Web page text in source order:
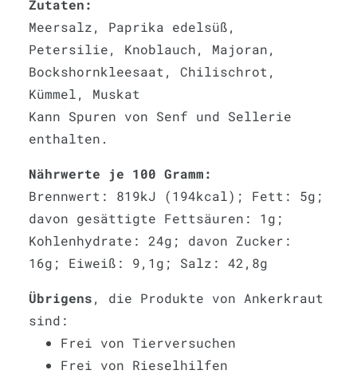
Zutaten:
Meersalz, Paprika edelsüß,
Petersilie, Knoblauch, Majoran,
Bockshornkleesaat, Chilischrot,
Kümmel, Muskat
Kann Spuren von Senf und Sellerie
enthalten.
Nährwerte je 100 Gramm:
Brennwert: 819kJ (194kcal); Fett: 5g;
davon gesättigte Fettsäuren: 1g;
Kohlenhydrate: 24g; davon Zucker:
16g; Eiweiß: 9,1g; Salz: 42,8g
Übrigens, die Produkte von Ankerkraut
sind:
Frei von Tierversuchen
Frei von Rieselhilfen